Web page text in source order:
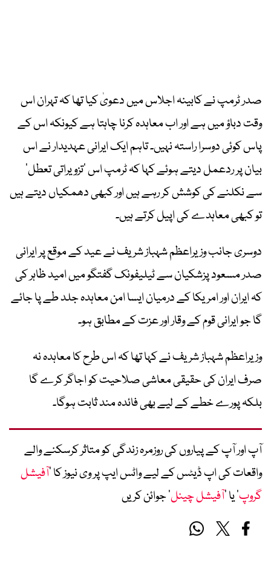
صدر ٹرمپ نے کابینہ اجلاس میں دعویٰ کیا تھا کہ تہران اس
وقت دباؤ میں ہے اور اب معاہدہ کرنا چاہتا ہے کیونکہ اس کے
پاس کوئی دوسرا راستہ نہیں۔ تاہم ایک ایرانی عہدیدار نے اس
بیان پر ردعمل دیتے ہوئے کہا کہ ٹرمپ اس ’تزویراتی تعطل‘
سے نکلنے کی کوشش کر رہے ہیں اور کبھی دھمکیاں دیتے ہیں
تو کبھی معاہدے کی اپیل کرتے ہیں۔
دوسری جانب وزیراعظم شہباز شریف نے عید کے موقع پر ایرانی
صدر مسعود پزشکیان سے ٹیلیفونک گفتگو میں امید ظاہر کی
کہ ایران اور امریکا کے درمیان ایسا امن معاہدہ جلد طے پا جائے
گا جو ایرانی قوم کے وقار اور عزت کے مطابق ہو۔
وزیراعظم شہباز شریف نے کہا تھا کہ اس طرح کا معاہدہ نہ
صرف ایران کی حقیقی معاشی صلاحیت کو اجاگر کرے گا
بلکہ پورے خطے کے لیے بھی فائدہ مند ثابت ہوگا۔
آپ اور آپ کے پیاروں کی روزمرہ زندگی کو متاثر کرسکنے والے
واقعات کی اپ ڈیٹس کے لیے واٹس ایپ پر وی نیوز کا ’آفیشل
گروپ‘ یا ’آفیشل چینل‘ جوائن کریں